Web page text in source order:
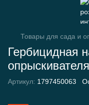
Товары для сада и
Гербицидная
опрыскивателя
Артикул: 1797450063